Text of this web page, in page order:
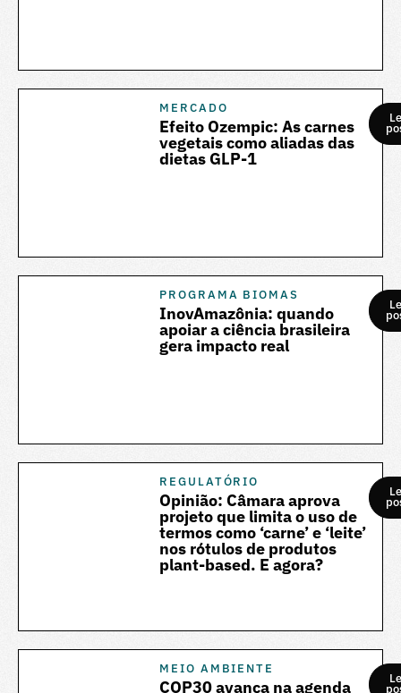
MERCADO
Efeito Ozempic: As carnes
vegetais como aliadas das
dietas GLP-1
PROGRAMA BIOMAS
InovAmazônia: quando
apoiar a ciência brasileira
gera impacto real
REGULATÓRIO
Opinião: Câmara aprova
projeto que limita o uso de
termos como ‘carne’ e ‘leite’
nos rótulos de produtos
plant-based. E agora?
MEIO AMBIENTE
COP30 avança na agenda